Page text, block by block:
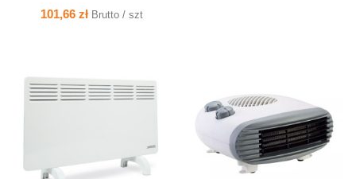
ProfiCare PC-HK 3059
101,66 zł Brutto / szt
SZYBKI
SZYBKI
PODGLĄD